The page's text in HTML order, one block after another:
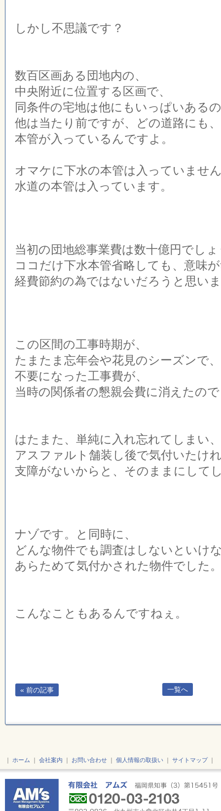
しかし不思議です？
数百区画ある団地内の、
中央附近に位置する区画で、
同条件の宅地は他にもいっぱいある
他は当たり前ですが、どの道路にも、
本管が入っているんですよ。
オマケに下水の本管は入っていませ
水道の本管は入っています。
当初の団地総事業費は数十億円でし
ココだけ下水本管省略しても、意味
経費節約の為ではないだろうと思い
この区間の工事時期が、
たまたま忘年会や花見のシーズンで、
不要になった工事費が、
当時の関係者の懇親会費に消えたの
はたまた、単純に入れ忘れてしまい、
アスファルト舗装し後で気付いたけ
支障がないからと、そのままにして
ナゾです。と同時に、
どんな物件でも調査はしないといけ
あらためて気付かされた物件でした
こんなこともあるんですねぇ。
一覧へ
« 前の記事
｜ ホーム ｜ 会社案内 ｜ お問い合わせ ｜ 個人情報の取扱い ｜ サイトマップ｜